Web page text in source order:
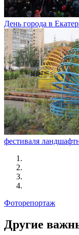
День города в
фестиваля
Фоторепортаж
Другие